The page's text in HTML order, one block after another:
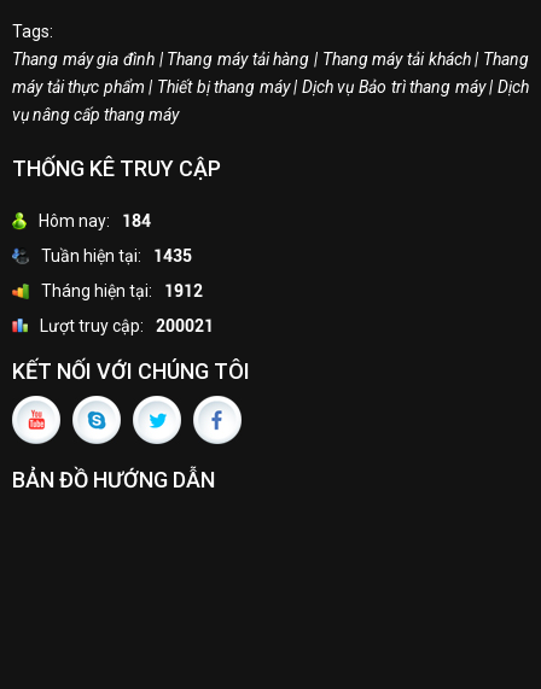
Tags:
Thang máy gia đình | Thang máy tải hàng | Thang máy tải khách| Thang
máy tải thực phẩm | Thiết bị thang máy| Dịch vụ Bảo trì thang máy|Dịch
vụ nâng cấp thang máy
THỐNG KÊ TRUY CẬP
Hôm nay:
184
Tuần hiện tại:
1435
Tháng hiện tại:
1912
Lượt truy cập:
200021
KẾT NỐI VỚI CHÚNG TÔI
BẢN ĐỒ HƯỚNG DẪN